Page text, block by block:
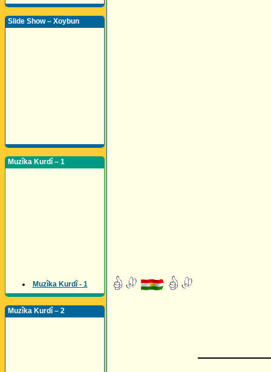
Slide Show – Xoybun
Muzîka Kurdî – 1
Muzîka Kurdî - 1
Muzîka Kurdî – 2